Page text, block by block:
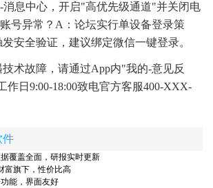
息中心，开启"高优先级通道"并关闭电
号异常？A：论坛实行单设备登录策
安全验证，建议绑定微信一键登录。
技术故障，请通过App内"我的-意见反
作日9:00-18:00致电官方客服400-XXX-
件
据覆盖全面，研报实时更新
富旗下，性价比高
功能，界面友好